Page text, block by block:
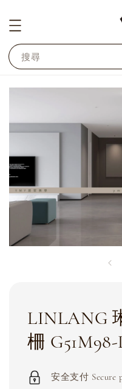
搜尋
LINLANG
柵
安全支付 Secure